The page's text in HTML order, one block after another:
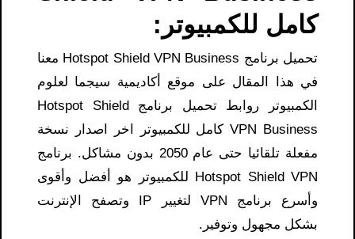
كامل للكمبيوتر:
تحميل برنامج Hotspot Shield VPN Business معنا
في هذا المقال على موقع أكاديمية سيجما لعلوم
الكمبيوتر روابط تحميل برنامج Hotspot Shield
VPN Business كامل للكمبيوتر اخر اصدار نسخة
مفعلة تلقائيا حتى عام 2050 بدون مشاكل. برنامج
Hotspot Shield VPN للكمبيوتر هو أفضل وأقوى
وأسرع برنامج VPN لتغيير IP وتصفح الإنترنت
بشكل مجهول وتوفير.